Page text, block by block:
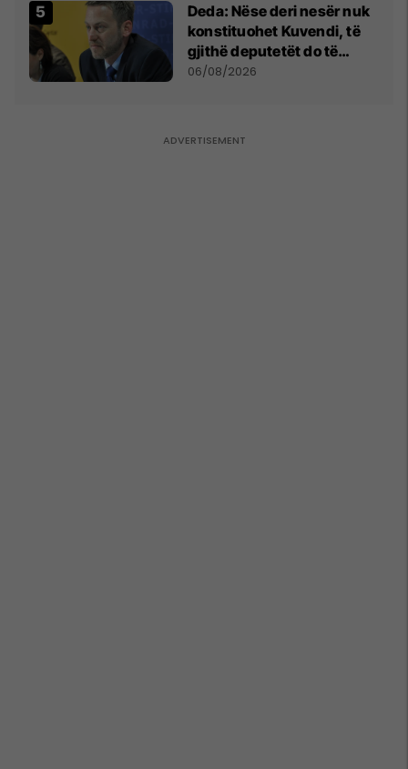
Deda: Nëse deri nesër nuk
konstituohet Kuvendi, të
gjithë deputetët do të
bëjnë shkelje të rëndë
06/08/2026